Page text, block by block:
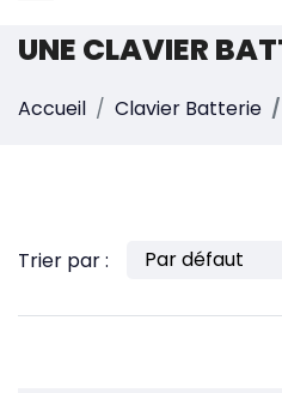
UNE CLAVIER
Accueil Clavier Batterie
Trier par :